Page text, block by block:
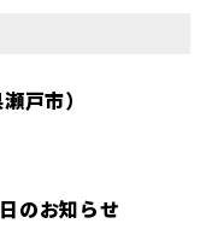
戸市）
のお知らせ